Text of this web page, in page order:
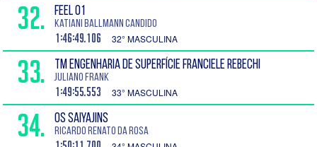
32. FEEL 01
Katiani Ballmann Candido
1:46:49.106 32° MASCULINA
33. TM ENGENHARIA DE SUPERFÍCIE FRANCIELE REBECHI
Juliano Frank
1:49:55.553 33° MASCULINA
34. OS SAIYAJINS
Ricardo Renato da Rosa